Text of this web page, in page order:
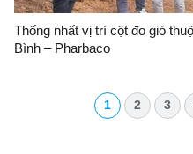
Thống nhất vị trí cột đo gió
Bình – Pharbaco
1 2 3